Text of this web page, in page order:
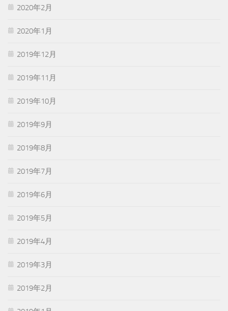
2020年2月
2020年1月
2019年12月
2019年11月
2019年10月
2019年9月
2019年8月
2019年7月
2019年6月
2019年5月
2019年4月
2019年3月
2019年2月